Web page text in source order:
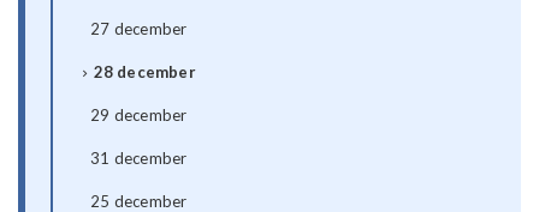
27 december
28 december
29 december
31 december
25 december